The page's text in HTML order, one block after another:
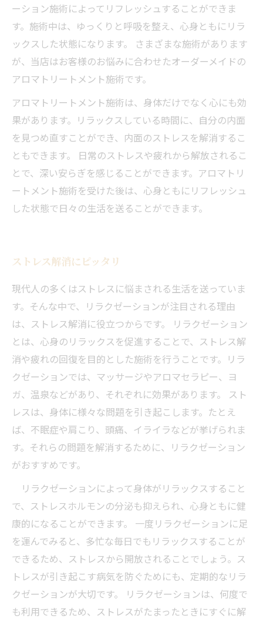
ーション施術によってリフレッシュすることができま
す。施術中は、ゆっくりと呼吸を整え、心身ともにリラ
ックスした状態になります。 さまざまな施術があります
が、当店はお客様のお悩みに合わせたオーダーメイドの
アロマトリートメント施術です。
アロマトリートメント施術は、身体だけでなく心にも効
果があります。リラックスしている時間に、自分の内面
を見つめ直すことができ、内面のストレスを解消するこ
ともできます。 日常のストレスや疲れから解放されるこ
とで、深い安らぎを感じることができます。アロマトリ
ートメント施術を受けた後は、心身ともにリフレッシュ
した状態で日々の生活を送ることができます。
ストレス解消にピッタリ
現代人の多くはストレスに悩まされる生活を送っていま
す。そんな中で、リラクゼーションが注目される理由
は、ストレス解消に役立つからです。 リラクゼーション
とは、心身のリラックスを促進することで、ストレス解
消や疲れの回復を目的とした施術を行うことです。リラ
クゼーションでは、マッサージやアロマセラピー、ヨ
ガ、温泉などがあり、それぞれに効果があります。 スト
レスは、身体に様々な問題を引き起こします。たとえ
ば、不眠症や肩こり、頭痛、イライラなどが挙げられま
す。それらの問題を解消するために、リラクゼーション
がおすすめです。
リラクゼーションによって身体がリラックスすること
で、ストレスホルモンの分泌も抑えられ、心身ともに健
康的になることができます。 一度リラクゼーションに足
を運んでみると、多忙な毎日でもリラックスすることが
できるため、ストレスから開放されることでしょう。ス
トレスが引き起こす病気を防ぐためにも、定期的なリラ
クゼーションが大切です。 リラクゼーションは、何度で
も利用できるため、ストレスがたまったときにすぐに解